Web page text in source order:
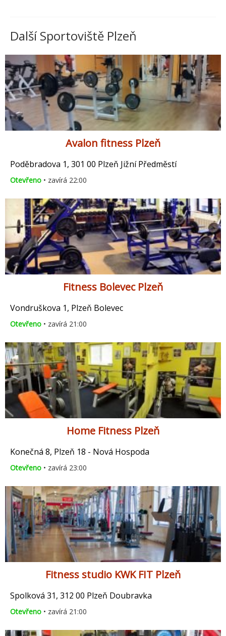
Další Sportoviště Plzeň
Avalon fitness Plzeň
Poděbradova 1, 301 00 Plzeň Jižní Předměstí
Otevřeno • zavírá 22:00
Fitness Bolevec Plzeň
Vondruškova 1, Plzeň Bolevec
Otevřeno • zavírá 21:00
Home Fitness Plzeň
Konečná 8, Plzeň 18 - Nová Hospoda
Otevřeno • zavírá 23:00
Fitness studio KWK FIT Plzeň
Spolková 31, 312 00 Plzeň Doubravka
Otevřeno • zavírá 21:00